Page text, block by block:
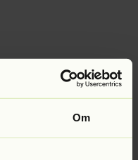
Om